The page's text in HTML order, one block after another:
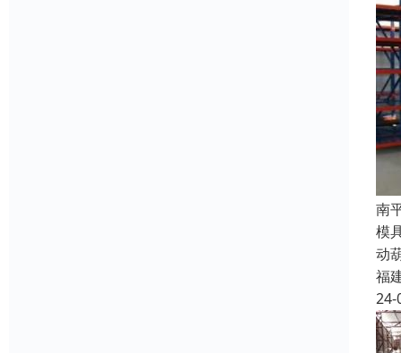
南
模
动
福
24-